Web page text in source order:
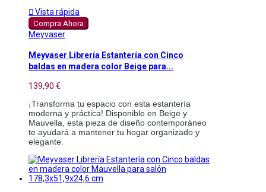
 Vista rápida
Compra Ahora
Meyvaser
Meyvaser Librería Estantería con Cinco
baldas en madera color Beige para...
139,90 €
¡Transforma tu espacio con esta estantería
moderna y práctica! Disponible en Beige y
Mauvella, esta pieza de diseño contemporáneo
te ayudará a mantener tu hogar organizado y
elegante.